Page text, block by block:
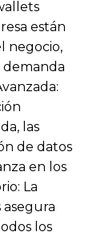
están
negocio,
las
de datos
en los
La
los